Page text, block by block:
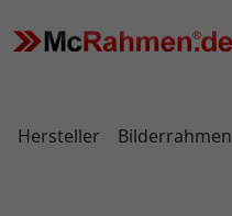
Hersteller Bilderrahmen